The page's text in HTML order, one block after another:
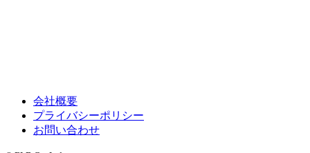
会社概要
プライバシーポリシー
お問い合わせ